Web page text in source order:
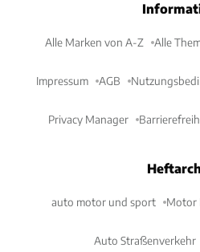
Alle Marken von A-Z Alle
Impressum AGB
Privacy Manager
auto motor und sport Motor
Auto Straßenverkehr